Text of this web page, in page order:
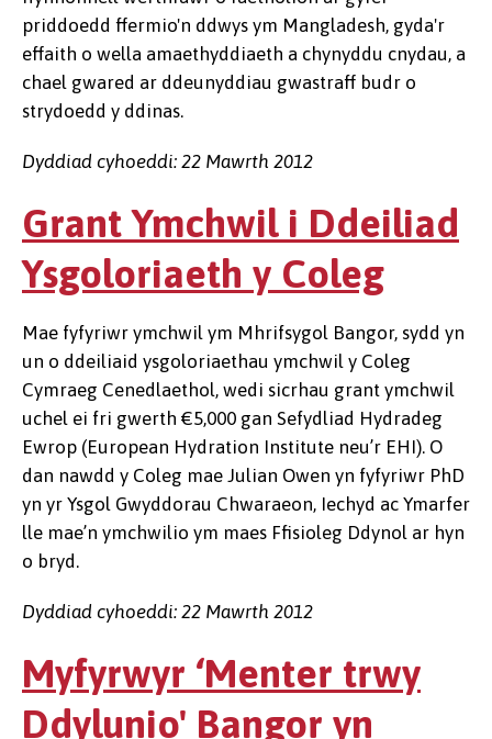
priddoedd ffermio'n ddwys ym Mangladesh, gyda'r
effaith o wella amaethyddiaeth a chynyddu cnydau, a
chael gwared ar ddeunyddiau gwastraff budr o
strydoedd y ddinas.
Dyddiad cyhoeddi: 22 Mawrth 2012
Grant Ymchwil i Ddeiliad
Ysgoloriaeth y Coleg
Mae fyfyriwr ymchwil ym Mhrifsygol Bangor, sydd yn
un o ddeiliaid ysgoloriaethau ymchwil y Coleg
Cymraeg Cenedlaethol, wedi sicrhau grant ymchwil
uchel ei fri gwerth €5,000 gan Sefydliad Hydradeg
Ewrop (European Hydration Institute neu’r EHI). O
dan nawdd y Coleg mae Julian Owen yn fyfyriwr PhD
yn yr Ysgol Gwyddorau Chwaraeon, Iechyd ac Ymarfer
lle mae’n ymchwilio ym maes Ffisioleg Ddynol ar hyn
o bryd.
Dyddiad cyhoeddi: 22 Mawrth 2012
Myfyrwyr ‘Menter trwy
Ddylunio' Bangor yn